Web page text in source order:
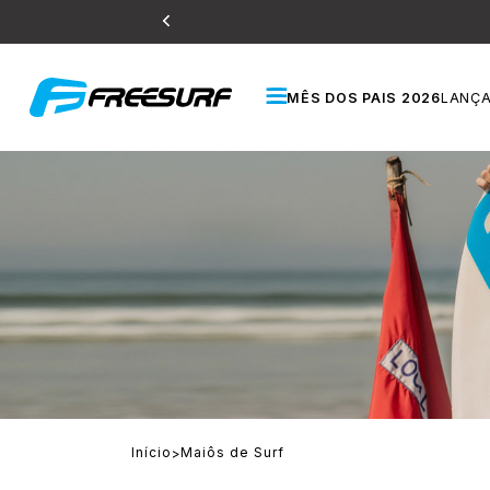
MÊS DOS PAIS 2026
Início Maiôs de Surf